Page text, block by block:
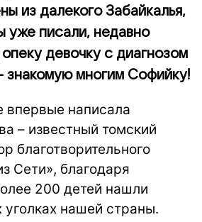
из далекого Забайкалья,
уже писали, недавно
девочку с диагнозом
знакомую многим Софийку!
впервые написала
– известный томский
благотворительного
Сети», благодаря
200 детей нашли
нашей страны.